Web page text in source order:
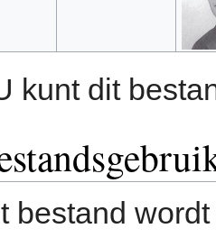
kunt dit
bestand